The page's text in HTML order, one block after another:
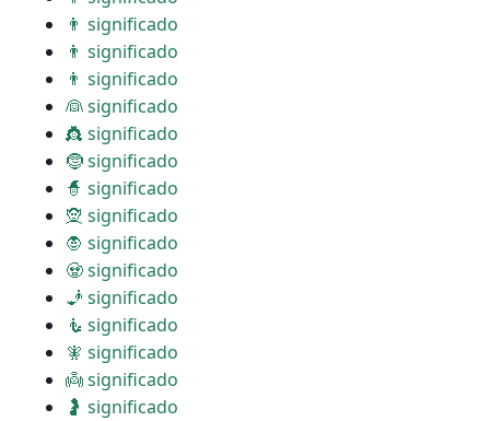
👨 significado
👨 significado
👨 significado
👰 significado
👸 significado
🤶 significado
🧙 significado
🧝 significado
🧛 significado
🧟 significado
🧞 significado
🧜 significado
🧚 significado
👼 significado
🤰 significado